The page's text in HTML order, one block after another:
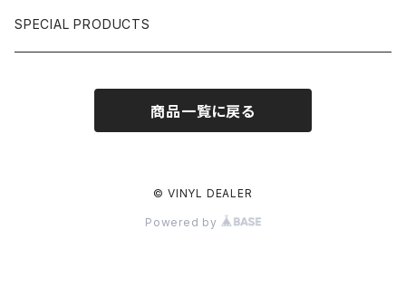
日本語ラップ CLASSIC GALLERY
パチソン/AUDIO CHECK/LIBRARY
BOOK
SPECIAL PRODUCTS
商品一覧に戻る
© VINYL DEALER
Powered by